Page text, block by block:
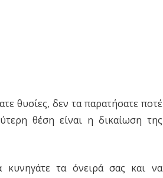
θυσίες, δεν τα παρατήσατε ποτέ
θέση είναι η δικαίωση της
τα όνειρά σας και να